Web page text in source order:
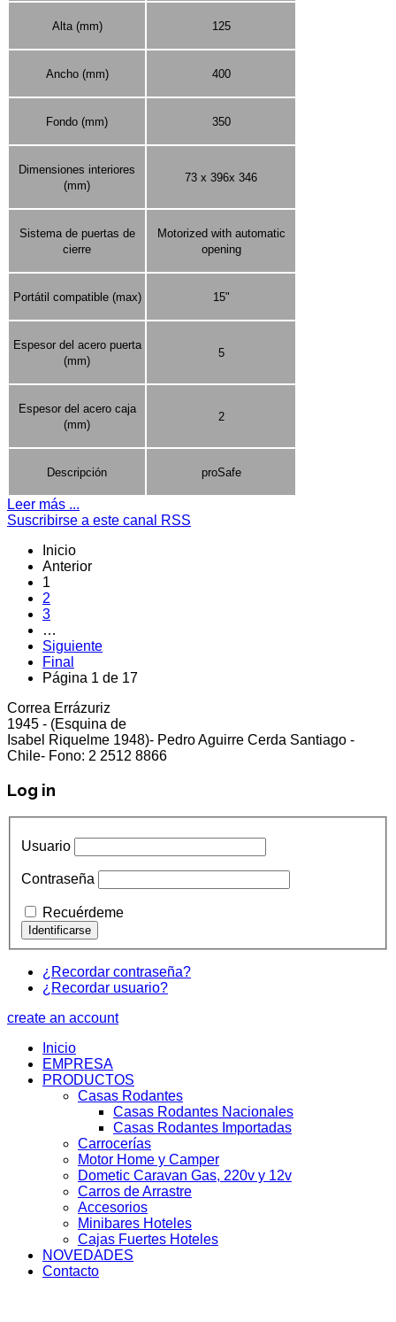
Alta (mm) 125
Ancho (mm) 400
Fondo (mm) 350
Dimensiones interiores
(mm)
73 x 396x 346
Sistema de puertas de
cierre
Motorized with automatic
opening
Portátil compatible (max) 15"
Espesor del acero puerta
(mm)
5
Espesor del acero caja
(mm)
2
Descripción proSafe
Leer más ...
Suscribirse a este canal RSS
Inicio
Anterior
1
2
3
…
Siguiente
Final
Página 1 de 17
Correa Errázuriz
1945 - (Esquina de
Isabel Riquelme 1948)- Pedro Aguirre Cerda Santiago -
Chile- Fono: 2 2512 8866
Log in
Usuario
Contraseña
Recuérdeme
¿Recordar contraseña?
¿Recordar usuario?
create an account
Inicio
EMPRESA
PRODUCTOS
Casas Rodantes
Casas Rodantes Nacionales
Casas Rodantes Importadas
Carrocerías
Motor Home y Camper
Dometic Caravan Gas, 220v y 12v
Carros de Arrastre
Accesorios
Minibares Hoteles
Cajas Fuertes Hoteles
NOVEDADES
Contacto